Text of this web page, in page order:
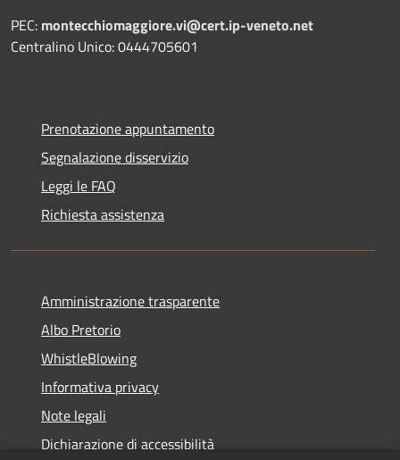
PEC: montecchiomaggiore.vi@cert.ip-veneto.net
Centralino Unico: 0444705601
Prenotazione appuntamento
Segnalazione disservizio
Leggi le FAQ
Richiesta assistenza
Amministrazione trasparente
Albo Pretorio
WhistleBlowing
Informativa privacy
Note legali
Dichiarazione di accessibilità